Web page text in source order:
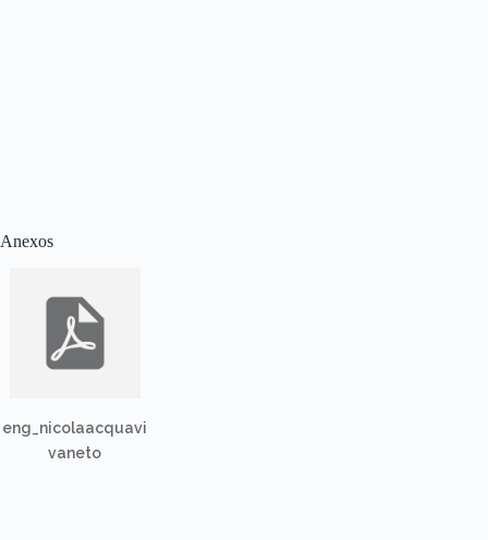
Anexos
eng_nicolaacquavi
vaneto